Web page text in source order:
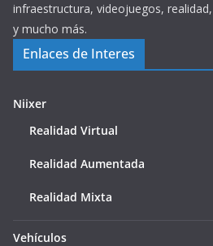
infraestructura, videojuegos,
y mucho más.
Enlaces de Interes
Niixer
Realidad Virtual
Realidad Aumentada
Realidad Mixta
Vehículos